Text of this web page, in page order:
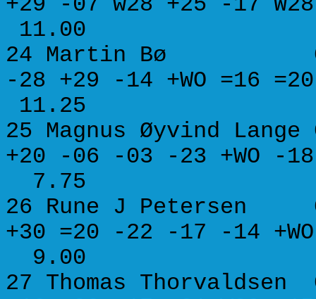
11.00
24 Martin Bø
-28 +29 -14 +WO
11.25
25 Magnus Øyvind
+20 -06 -03 -23
7.75
26 Rune J
+30 =20 -22 -17 -14
9.00
27 Thomas